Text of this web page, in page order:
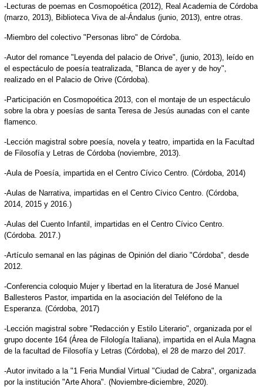
-Lecturas de poemas en Cosmopoética (2012), Real Academia de Córdoba
(marzo, 2013), Biblioteca Viva de al-Ándalus (junio, 2013), entre otras.
-Miembro del colectivo "Personas libro" de Córdoba.
-Autor del romance "Leyenda del palacio de Orive", (junio, 2013), leído en
el espectáculo de poesía teatralizada, "Blanca de ayer y de hoy",
realizado en el Palacio de Orive (Córdoba).
-Participación en Cosmopoética 2013, con el montaje de un espectáculo
sobre la obra y poesías de santa Teresa de Jesús aunadas con el cante
flamenco.
-Lección magistral sobre poesía, novela y teatro, impartida en la Facultad
de Filosofía y Letras de Córdoba (noviembre, 2013).
-Aula de Poesía, impartida en el Centro Cívico Centro. (Córdoba, 2014)
-Aulas de Narrativa, impartidas en el Centro Cívico Centro. (Córdoba,
2014, 2015 y 2016.)
-Aulas del Cuento Infantil, impartidas en el Centro Cívico Centro.
(Córdoba. 2017.)
-Artículo semanal en las páginas de Opinión del diario "Córdoba", desde
2012.
-Conferencia coloquio Mujer y libertad en la literatura de José Manuel
Ballesteros Pastor, impartida en la asociación del Teléfono de la
Esperanza. (Córdoba, 2017)
-Lección magistral sobre "Redacción y Estilo Literario", organizada por el
grupo docente 164 (Área de Filología Italiana), impartida en el Aula Magna
de la facultad de Filosofía y Letras (Córdoba), el 28 de marzo del 2017.
-Autor invitado a la "1 Feria Mundial Virtual "Ciudad de Cabra", organizada
por la institución "Arte Ahora". (Noviembre-diciembre, 2020).